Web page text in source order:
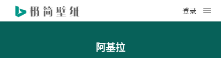
登录
阿基拉